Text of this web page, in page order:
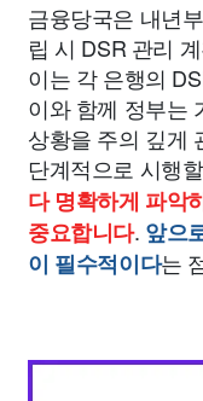
금융당국은 내년
립 시 DSR 관리
이는 각 은행의
이와 함께 정부는
상황을 주의 깊게
단계적으로 시행
다 명확하게 파악
중요합니다. 앞으
이 필수적이다는